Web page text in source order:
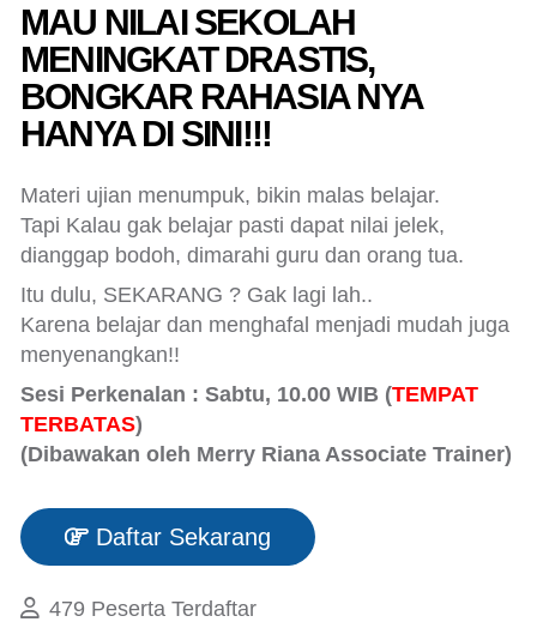
MAU NILAI SEKOLAH
MENINGKAT DRASTIS,
BONGKAR RAHASIA NYA
HANYA DI SINI!!!
Materi ujian menumpuk, bikin malas belajar.
Tapi Kalau gak belajar pasti dapat nilai jelek,
dianggap bodoh, dimarahi guru dan orang tua.
Itu dulu, SEKARANG ? Gak lagi lah..
Karena belajar dan menghafal menjadi mudah juga
menyenangkan!!
Sesi Perkenalan : Sabtu, 10.00 WIB (TEMPAT
TERBATAS)
(Dibawakan oleh Merry Riana Associate Trainer)
Daftar Sekarang
479 Peserta Terdaftar